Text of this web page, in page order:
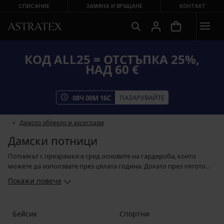
СПИСАНИЕ ЗАМЯНА И ВРЪЩАНЕ КОНТАКТ
КОД ALL25 = ОТСТЪПКА 25%,
НАД 60 €
08Ч 00М 15С ПАЗАРУВАЙТЕ
Дамско облекло и аксесоари
Дамски потници
Потникът с презрамки е сред основите на гардероба, които
можете да използвате през цялата година. Докато през лятото
през останалата част от годината можете да го носите под риза,
дискретно да се подават от деколтето на блузата и пъстри
Покажи повече
Бейсик Спортни